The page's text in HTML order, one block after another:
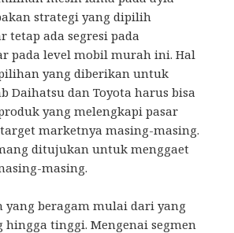
strategi yang dipilih
tetap ada segresi pada
pada level mobil murah ini. Hal
yang diberikan untuk
Daihatsu dan Toyota harus bisa
yang melengkapi pasar
marketnya masing-masing.
ditujukan untuk menggaet
masing.
yang beragam mulai dari yang
hingga tinggi. Mengenai segmen